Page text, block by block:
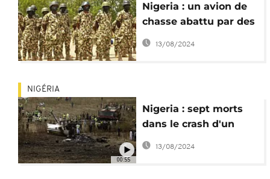
Nigeria : un avion de
chasse abattu par des
"bandits armés"
13/08/2024
00:55
NIGÉRIA
Nigeria : sept morts
dans le crash d'un
avion de l'armée de
13/08/2024